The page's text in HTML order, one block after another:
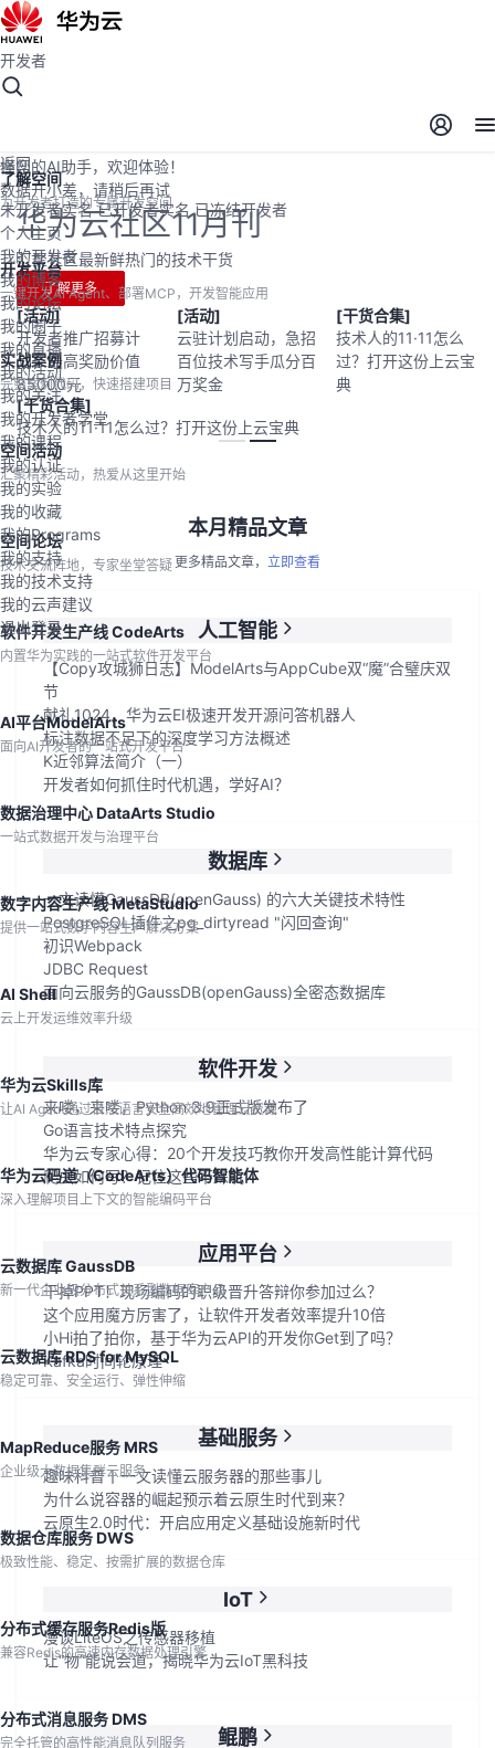
开发者空间
开发者空间
了解空间
为开发者打造的专属开发空间
开发平台
一键开发AI Agent、部署MCP，开发智能应用
实战案例
完整案例代码，快速搭建项目
空间活动
汇聚精彩活动，热爱从这里开始
空间论坛
技术交流阵地，专家坐堂答疑
软件开发生产线 CodeArts
内置华为实践的一站式软件开发平台
AI平台ModelArts
面向AI开发者的一站式开发平台
数据治理中心 DataArts Studio
一站式数据开发与治理平台
数字内容生产线 MetaStudio
提供一站式数字内容生产解决方案
AI Shell
云上开发运维效率升级
华为云Skills库
让AI Agent通过自然语言安全高效地管理云资源
华为云码道（CodeArts）代码智能体
深入理解项目上下文的智能编码平台
云数据库 GaussDB
新一代企业级分布式关系型数据库产品
云数据库 RDS for MySQL
稳定可靠、安全运行、弹性伸缩
MapReduce服务 MRS
企业级大数据集群云服务
数据仓库服务 DWS
极致性能、稳定、按需扩展的数据仓库
分布式缓存服务Redis版
兼容Redis的高速内存数据处理引擎
分布式消息服务 DMS
完全托管的高性能消息队列服务
开发者
返回
未开发者实名 已开发者实名 已冻结开发者
个人主页
我的开发者
我的博客
我的论坛
我的圈子
我的直播
我的活动
我的关注
我的开发者学堂
我的课程
我的认证
我的实验
我的收藏
我的Programs
我的支持
我的技术支持
我的云声建议
退出登录
懂您的AI助手，欢迎体验！
数据开小差，请稍后再试
华为云社区11月刊
汇聚社区最新鲜热门的技术干货
了解更多
[活动]
开发者推广招募计
划，最高奖励价值
85000元
[活动]
云驻计划启动，急招
百位技术写手瓜分百
万奖金
[干货合集]
技术人的11·11怎么
过？打开这份上云宝
典
[干货合集]
技术人的11·11怎么过？打开这份上云宝典
本月精品文章
更多精品文章， 立即查看
人工智能
【Copy攻城狮日志】ModelArts与AppCube双“魔”合璧庆双
节
献礼1024，华为云EI极速开发开源问答机器人
标注数据不足下的深度学习方法概述
K近邻算法简介（一）
开发者如何抓住时代机遇，学好AI？
数据库
一文读懂GaussDB(openGauss) 的六大关键技术特性
PostgreSQL插件之pg_dirtyread "闪回查询"
初识Webpack
JDBC Request
面向云服务的GaussDB(openGauss)全密态数据库
软件开发
来喽，来喽，Python 3.9正式版发布了
Go语言技术特点探究
华为云专家心得：20个开发技巧教你开发高性能计算代码
爬虫如何写？记住这些不踩坑
应用平台
干掉PPT！现场编码的职级晋升答辩你参加过么？
这个应用魔方厉害了，让软件开发者效率提升10倍
小Hi拍了拍你，基于华为云API的开发你Get到了吗？
Kafka时间轮原理
基础服务
趣味科普丨一文读懂云服务器的那些事儿
为什么说容器的崛起预示着云原生时代到来？
云原生2.0时代：开启应用定义基础设施新时代
IoT
漫谈LiteOS之传感器移植
让“物”能说会道，揭晓华为云IoT黑科技
鲲鹏